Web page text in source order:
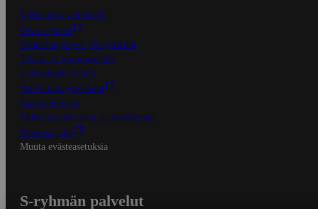
S-Business yrityksille
Oiva-raportit
Osuuskauppojen yhteystiedot
Tilaus- ja toimitusehdot
Tietosuojakäytäntö
Palvelun käyttöehdot
Saavutettavuus
Mobiilisovelluksen saavutettavuus
Mainostajalle
Muuta evästeasetuksia
S-ryhmän palvelut